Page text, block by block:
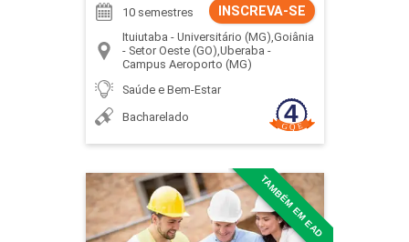
INSCREVA-SE
10 semestres
Ituiutaba - Universitário (MG),Goiânia
- Setor Oeste (GO),Uberaba -
Campus Aeroporto (MG)
Saúde e Bem-Estar
Bacharelado
TAMBÉM EM EAD
Engenharia Civil
Detalhes do curso